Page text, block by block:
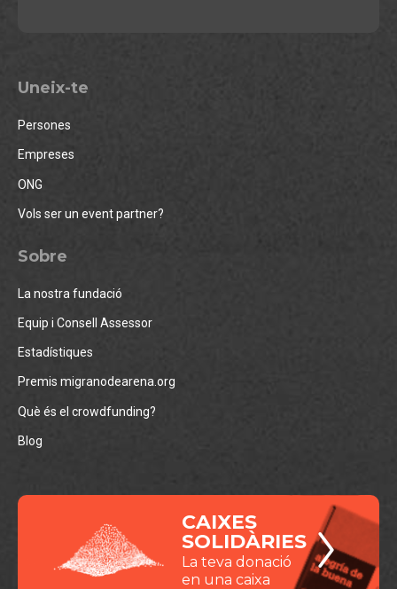
Uneix-te
Persones
Empreses
ONG
Vols ser un event partner?
Sobre
La nostra fundació
Equip i Consell Assessor
Estadístiques
Premis migranodearena.org
Què és el crowdfunding?
Blog
CAIXES
SOLIDÀRIES
La teva donació
en una caixa